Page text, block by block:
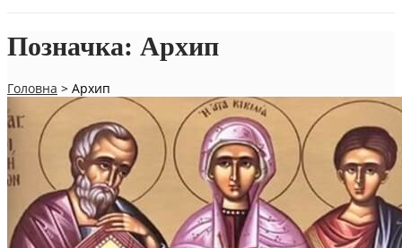
Позначка: Архип
Головна > Архип